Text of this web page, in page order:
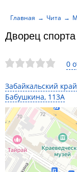
0
Забайкальский
Бабушкина, 113А
Дворец спорта
Главная Чита